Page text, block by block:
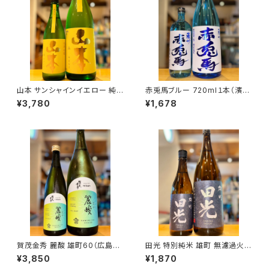
山本 サンシャインイエロー 純
米吟醸 1800ml１本（山本酒造・
秋田県山本郡八峰町）
¥3,780
赤兎馬ブルー 720ml１本（濱田
酒造・鹿児島県いちき串木野市）
¥1,678
賀茂金秀 麗酸 雄町60（広島限
定）1800ml１本（金光酒造・広
島県東広島市黒瀬町）
¥3,850
田光 特別純米 雄町 無濾過火入
れ 720ml１本（早川酒造・三重
県三重郡菰野町）
¥1,870